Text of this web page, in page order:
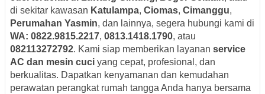
di sekitar kawasan Katulampa, Ciomas, Cimanggu,
Perumahan Yasmin, dan lainnya, segera hubungi kami di
WA: 0822.9815.2217, 0813.1418.1790, atau
082113272792. Kami siap memberikan layanan service
AC dan mesin cuci yang cepat, profesional, dan
berkualitas. Dapatkan kenyamanan dan kemudahan
perawatan perangkat rumah tangga Anda hanya bersama